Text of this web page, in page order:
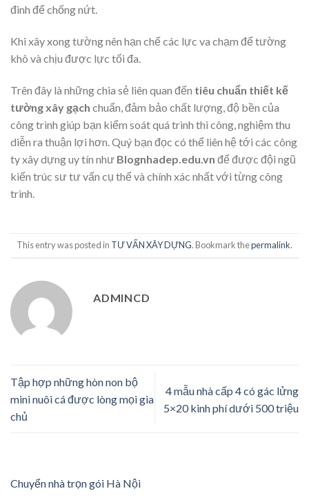
đinh để chống nứt.
Khi xây xong tường nên hạn chế các lực va chạm để tường
khô và chịu được lực tối đa.
Trên đây là những chia sẻ liên quan đến tiêu chuẩn thiết kế
tường xây gạch chuẩn, đảm bảo chất lượng, độ bền của
công trình giúp bạn kiểm soát quá trình thi công, nghiệm thu
diễn ra thuận lợi hơn. Quý bạn đọc có thể liên hệ tới các công
ty xây dựng uy tín như Blognhadep.edu.vn để được đội ngũ
kiến trúc sư tư vấn cụ thể và chính xác nhất với từng công
trình.
This entry was posted in TƯ VẤN XÂY DỰNG. Bookmark thepermalink.
ADMINCD
Tập hợp những hòn non bộ
mini nuôi cá được lòng mọi gia
chủ
4 mẫu nhà cấp 4 có gác lửng
5×20 kinh phí dưới 500 triệu
Chuyển nhà trọn gói Hà Nội